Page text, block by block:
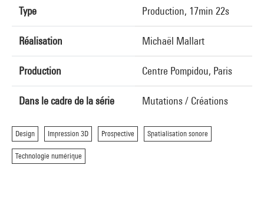
Type Production, 17min 22s
Réalisation Michaël Mallart
Production Centre Pompidou, Paris
Dans le cadre de la série Mutations / Créations
Design Impression 3D Prospective Spatialisation sonore
Technologie numérique